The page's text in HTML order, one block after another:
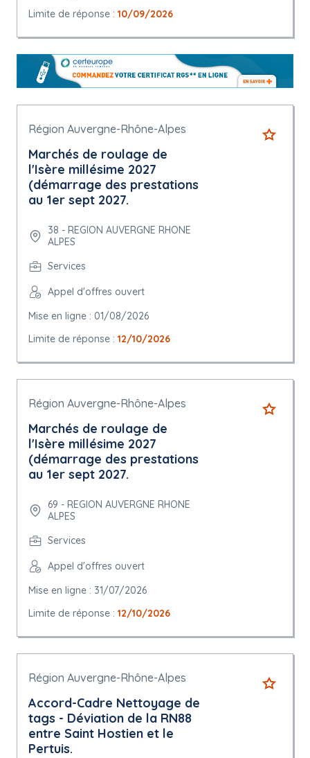
Limite de réponse : 10/09/2026
Région Auvergne-Rhône-Alpes
Marchés de roulage de
l'Isère millésime 2027
(démarrage des prestations
au 1er sept 2027.
38 - REGION AUVERGNE RHONE
ALPES
Services
Appel d'offres ouvert
Mise en ligne : 01/08/2026
Limite de réponse : 12/10/2026
Région Auvergne-Rhône-Alpes
Marchés de roulage de
l'Isère millésime 2027
(démarrage des prestations
au 1er sept 2027.
69 - REGION AUVERGNE RHONE
ALPES
Services
Appel d'offres ouvert
Mise en ligne : 31/07/2026
Limite de réponse : 12/10/2026
Région Auvergne-Rhône-Alpes
Accord-Cadre Nettoyage de
tags - Déviation de la RN88
entre Saint Hostien et le
Pertuis.